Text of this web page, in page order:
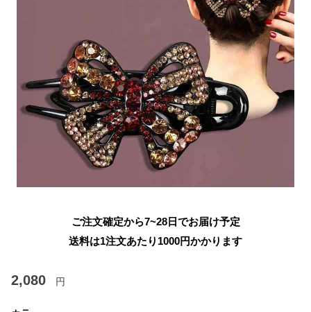
ご注文確定から7~28日でお届け予定
送料は1注文あたり 1000円かかります
2,080 円